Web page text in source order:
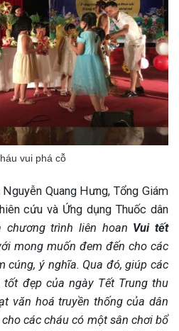
vui phá cỗ
Quang Hưng, Tổng Giám
cứu và Ứng dụng Thuốc dân
chương trình liên hoan Vui tết
mong muốn đem đến cho các
cúng, ý nghĩa. Qua đó, giúp các
đẹp của ngày Tết Trung thu
văn hoá truyền thống của dân
các cháu có một sân chơi bổ